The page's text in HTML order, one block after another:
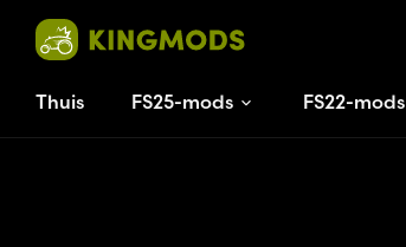
Thuis FS25-mods FS22-mods